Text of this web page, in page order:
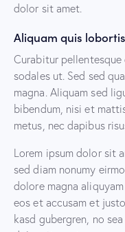
dolor sit amet.
Aliquam quis
Curabitur pellentesque
sodales ut. Sed sed
magna. Aliquam sed
bibendum, nisi et
metus, nec dapibus
Lorem ipsum dolor sit
sed diam nonumy
dolore magna
eos et accusam et
kasd gubergren, no